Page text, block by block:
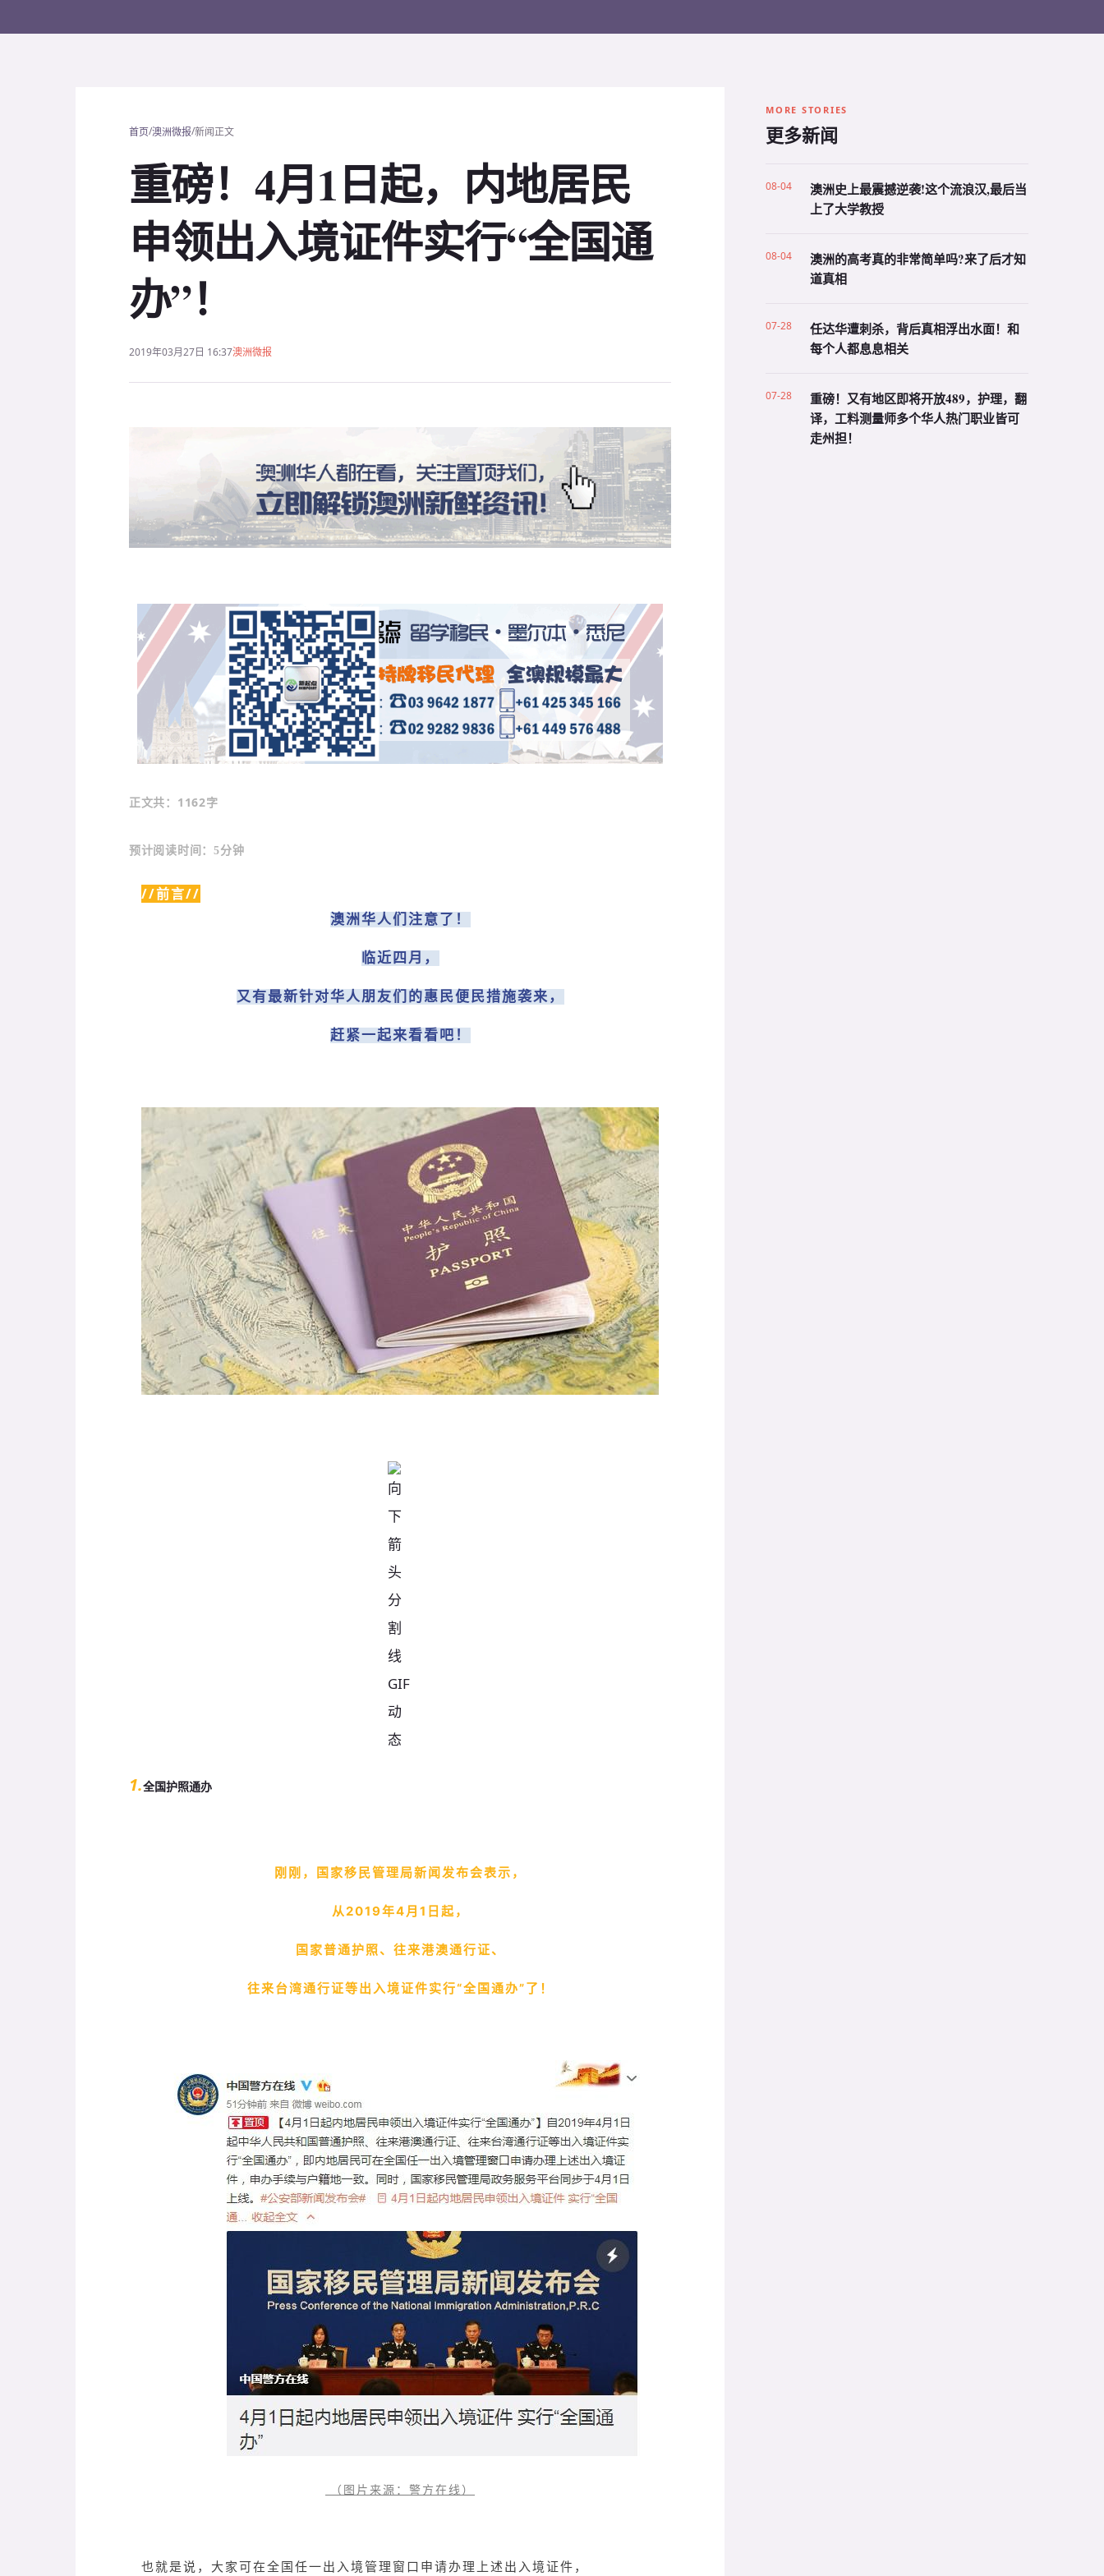
首页/澳洲微报/新闻正文
重磅！4月1日起，内地居民
申领出入境证件实行“全国通
办”！
2019年03月27日 16:37澳洲微报
正文共 ：1162字
预计阅读时间：5分钟
//前言//
澳洲华人们注意了！
临近四月，
又有最新针对华人朋友们的惠民便民措施袭来，
赶紧一起来看看吧！
1.全国护照通办
刚刚，国家移民管理局新闻发布会表示，
从2019年4月1日起，
国家普通护照、往来港澳通行证、
往来台湾通行证等出入境证件实行“全国通办”了！
（图片来源：警方在线）
也就是说，大家可在全国任一出入境管理窗口申请办理上述出入境证件，
MORE STORIES
更多新闻
08-04
澳洲史上最震撼逆袭!这个流浪汉,最后当
上了大学教授
08-04
澳洲的高考真的非常简单吗?来了后才知
道真相
07-28
任达华遭刺杀，背后真相浮出水面！和
每个人都息息相关
07-28
重磅！又有地区即将开放489，护理，翻
译，工料测量师多个华人热门职业皆可
走州担！